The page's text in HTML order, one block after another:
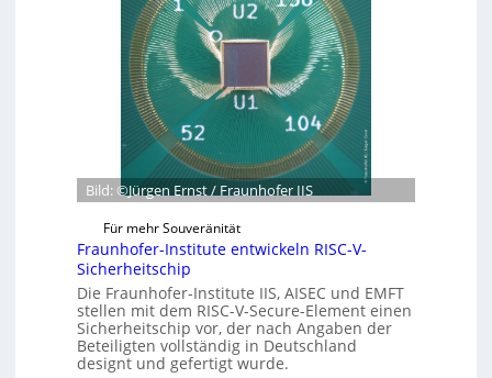
h
m
n
t
m
y
b
e
r
R
e
s
i
l
i
e
r
n
d
t
G
e
s
c
h
ä
f
t
s
e
Bild: ©Jürgen Ernst / Fraunhofer IIS
Für mehr Souveränität
Fraunhofer-Institute entwickeln RISC-V-
Sicherheitschip
Die Fraunhofer-Institute IIS, AISEC und EMFT
stellen mit dem RISC-V-Secure-Element einen
Sicherheitschip vor, der nach Angaben der
Beteiligten vollständig in Deutschland
designt und gefertigt wurde.